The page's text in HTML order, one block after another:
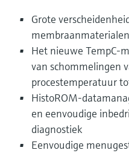
Grote
membraanmaterialen
Het nieuwe TempC-
van schommelingen
procestemperatuur
HistoROM-
en eenvoudige
diagnostiek
Eenvoudige